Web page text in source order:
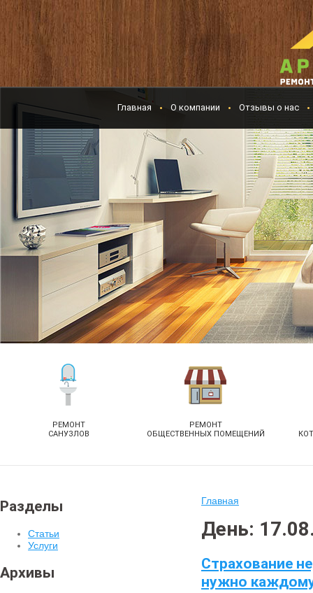
Главная О компании Отзывы о нас
РЕМОНТ
САНУЗЛОВ
РЕМОНТ
ОБЩЕСТВЕННЫХ ПОМЕЩЕНИЙ
Разделы
Статьи
Услуги
Архивы
Главная
День:
Страхование
нужно